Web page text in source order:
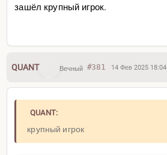
зашёл крупный игрок.
QUANT Вечный #381 14 Фев 2025 18:04
QUANT:
крупный игрок